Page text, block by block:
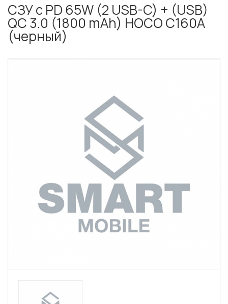
СЗУ с PD 65W (2 USB-C) + (USB)
QC 3.0 (1800 mAh) HOCO C160A
(черный)